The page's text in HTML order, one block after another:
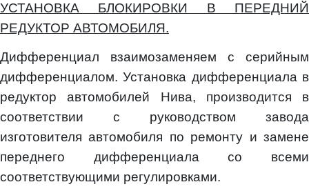
УСТАНОВКА БЛОКИРОВКИ В ПЕРЕДНИЙ
РЕДУКТОР АВТОМОБИЛЯ.
Дифференциал взаимозаменяем с серийным
дифференциалом. Установка дифференциала в
редуктор автомобилей Нива, производится в
соответствии с руководством завода
изготовителя автомобиля по ремонту и замене
переднего дифференциала со всеми
соответствующими регулировками.